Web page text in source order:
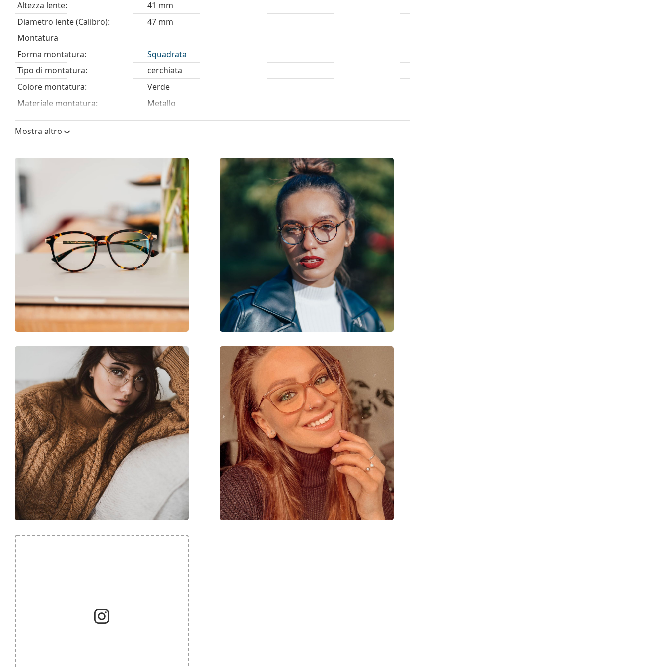
È un dispositivo medico. Leggere attentamente le istruzioni prima dell'uso.
Altezza lente:
41 mm
Diametro lente (Calibro):
47 mm
Montatura
Forma montatura:
Squadrata
Tipo di montatura:
cerchiata
Colore montatura:
Verde
Materiale montatura:
Metallo
Taglia:
XS
Larghezza montatura:
Ponte:
16 mm
135 g
Naselli regolabili:
Sì
Cerniere a molla:
No
Clip-on:
No
Accessori
Custodia:
Altro
Bambino
Categorie:
Occhiali da vista
Marca:
Tom Tailor
Boys & Girls TT60688 536 16 47
Mostra altro